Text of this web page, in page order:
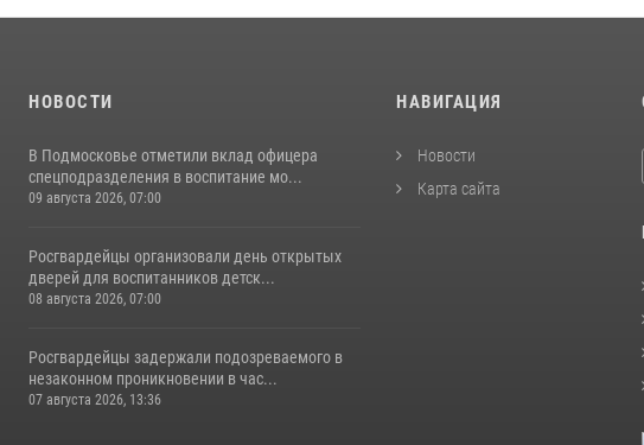
НОВОСТИ
В Подмосковье отметили вклад офицера
спецподразделения в воспитание мо...
09 августа 2026, 07:00
Росгвардейцы организовали день открытых
дверей для воспитанников детск...
08 августа 2026, 07:00
Росгвардейцы задержали подозреваемого в
незаконном проникновении в час...
07 августа 2026, 13:36
НАВИГАЦИЯ
Новости
Карта сайта